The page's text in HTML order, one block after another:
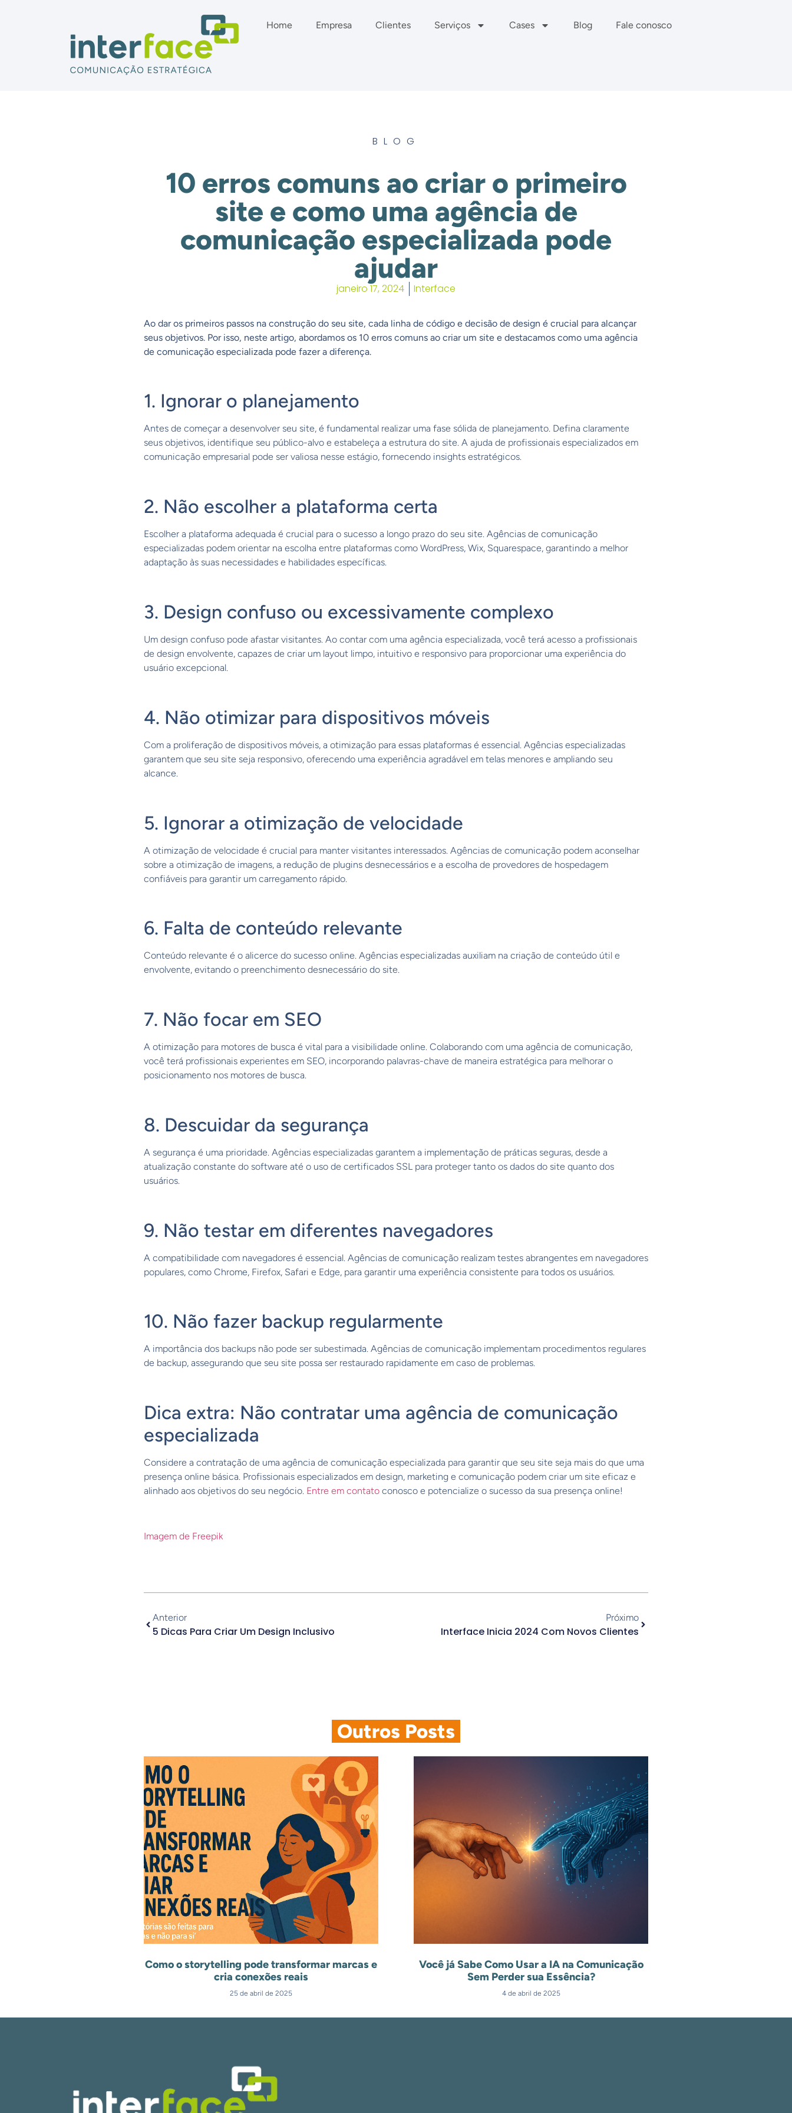
Home Empresa Clientes Serviços Cases Blog Fale conosco
BLOG
10 erros comuns ao criar o primeiro
site e como uma agência de
comunicação especializada pode
ajudar
janeiro 17, 2024 Interface
Ao dar os primeiros passos na construção do seu site, cada linha de código e decisão de design é crucial para alcançar
seus objetivos. Por isso, neste artigo, abordamos os 10 erros comuns ao criar um site e destacamos como uma agência
de comunicação especializada pode fazer a diferença.
1. Ignorar o planejamento
Antes de começar a desenvolver seu site, é fundamental realizar uma fase sólida de planejamento. Defina claramente
seus objetivos, identifique seu público-alvo e estabeleça a estrutura do site. A ajuda de profissionais especializados em
comunicação empresarial pode ser valiosa nesse estágio, fornecendo insights estratégicos.
2. Não escolher a plataforma certa
Escolher a plataforma adequada é crucial para o sucesso a longo prazo do seu site. Agências de comunicação
especializadas podem orientar na escolha entre plataformas como WordPress, Wix, Squarespace, garantindo a melhor
adaptação às suas necessidades e habilidades específicas.
3. Design confuso ou excessivamente complexo
Um design confuso pode afastar visitantes. Ao contar com uma agência especializada, você terá acesso a profissionais
de design envolvente, capazes de criar um layout limpo, intuitivo e responsivo para proporcionar uma experiência do
usuário excepcional.
4. Não otimizar para dispositivos móveis
Com a proliferação de dispositivos móveis, a otimização para essas plataformas é essencial. Agências especializadas
garantem que seu site seja responsivo, oferecendo uma experiência agradável em telas menores e ampliando seu
alcance.
5. Ignorar a otimização de velocidade
A otimização de velocidade é crucial para manter visitantes interessados. Agências de comunicação podem aconselhar
sobre a otimização de imagens, a redução de plugins desnecessários e a escolha de provedores de hospedagem
confiáveis para garantir um carregamento rápido.
6. Falta de conteúdo relevante
Conteúdo relevante é o alicerce do sucesso online. Agências especializadas auxiliam na criação de conteúdo útil e
envolvente, evitando o preenchimento desnecessário do site.
7. Não focar em SEO
A otimização para motores de busca é vital para a visibilidade online. Colaborando com uma agência de comunicação,
você terá profissionais experientes em SEO, incorporando palavras-chave de maneira estratégica para melhorar o
posicionamento nos motores de busca.
8. Descuidar da segurança
A segurança é uma prioridade. Agências especializadas garantem a implementação de práticas seguras, desde a
atualização constante do software até o uso de certificados SSL para proteger tanto os dados do site quanto dos
usuários.
9. Não testar em diferentes navegadores
A compatibilidade com navegadores é essencial. Agências de comunicação realizam testes abrangentes em navegadores
populares, como Chrome, Firefox, Safari e Edge, para garantir uma experiência consistente para todos os usuários.
10. Não fazer backup regularmente
A importância dos backups não pode ser subestimada. Agências de comunicação implementam procedimentos regulares
de backup, assegurando que seu site possa ser restaurado rapidamente em caso de problemas.
Dica extra: Não contratar uma agência de comunicação
especializada
Considere a contratação de uma agência de comunicação especializada para garantir que seu site seja mais do que uma
presença online básica. Profissionais especializados em design, marketing e comunicação podem criar um site eficaz e
alinhado aos objetivos do seu negócio. Entre em contato conosco e potencialize o sucesso da sua presença online!
Imagem de Freepik
Anterior
5 Dicas Para Criar Um Design Inclusivo
Próximo
Interface Inicia 2024 Com Novos Clientes
Outros Posts
Como o storytelling pode transformar marcas e
cria conexões reais
25 de abril de 2025
Você já Sabe Como Usar a IA na Comunicação
Sem Perder sua Essência?
4 de abril de 2025